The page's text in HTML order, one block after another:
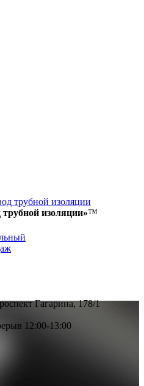
изоляции»™
Гагарина, 178/1
12:00-13:00